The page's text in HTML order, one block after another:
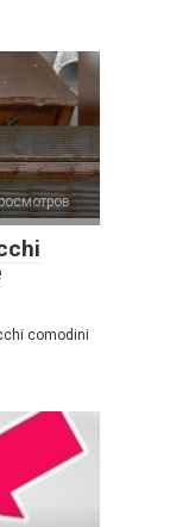
comodini